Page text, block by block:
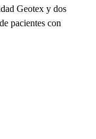
Geotex y dos
pacientes con